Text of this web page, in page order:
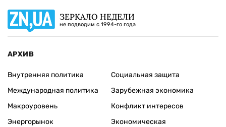
ЗЕРКАЛО НЕДЕЛИ
не подводим с 1994-го года
АРХИВ
Внутренняя политика
Международная политика
Макроуровень
Энергорынок
Социальная защита
Зарубежная экономика
Конфликт интересов
Экономическая